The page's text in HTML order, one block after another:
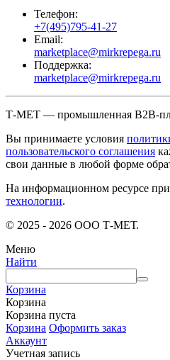
Телефон:
+7(495)795-41-27
Email:
marketplace@mirkrepega.ru
Поддержка:
marketplace@mirkrepega.ru
Т-МЕТ — промышленная B2B-
Вы принимаете условия
пользовательского соглашения
свои данные в любой форме
На информационном ресурсе
технологии.
© 2025 - 2026 ООО Т-МЕТ.
Меню
Найти
Корзина
Корзина
Корзина пуста
Корзина Оформить заказ
Аккаунт
Учетная запись